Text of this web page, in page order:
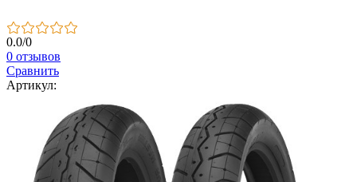
0.0/0
0 отзывов
Сравнить
Артикул: